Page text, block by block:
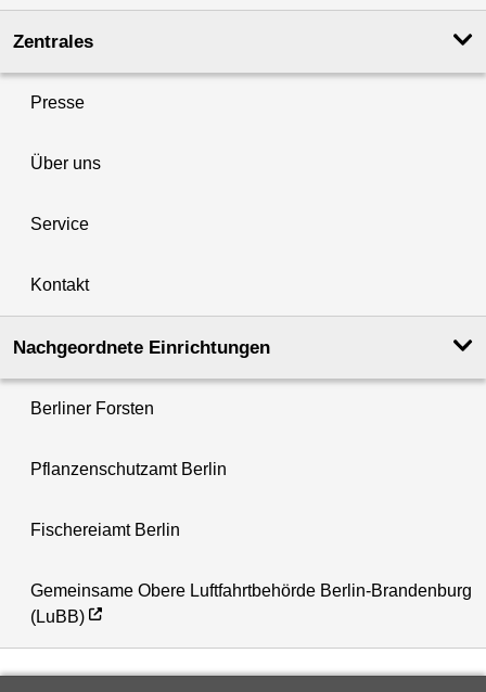
Zentrales
Presse
Über uns
Service
Kontakt
Nachgeordnete Einrichtungen
Berliner Forsten
Pflanzenschutzamt Berlin
Fischereiamt Berlin
Gemeinsame Obere Luftfahrtbehörde Berlin-Brandenburg
(LuBB)